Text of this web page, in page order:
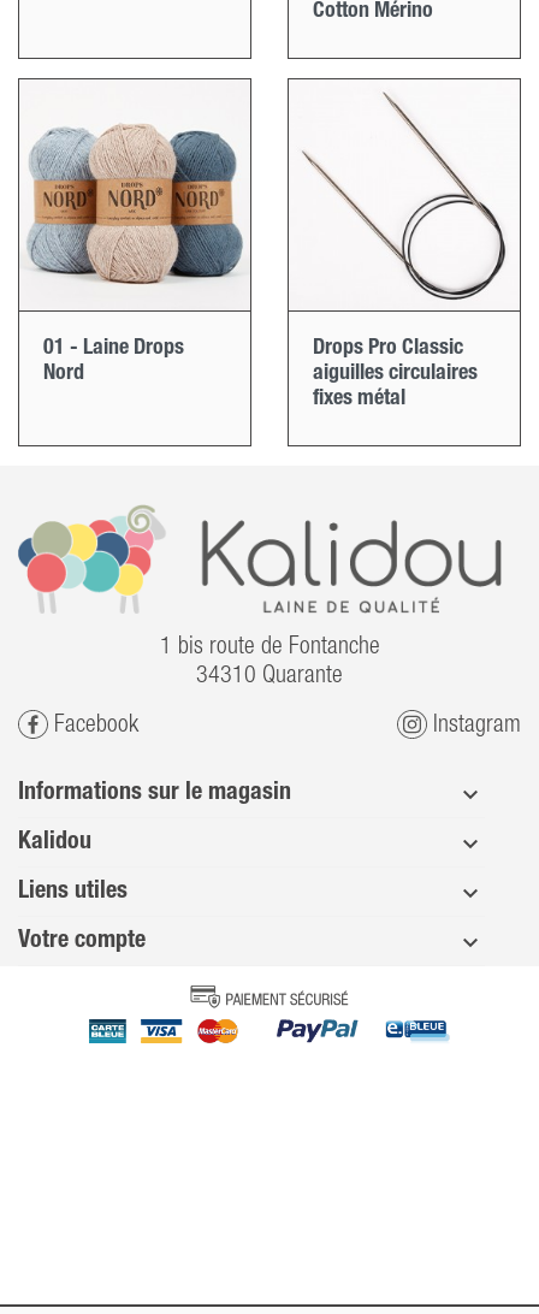
Cotton Mérino
01 - Laine Drops
Nord
Drops Pro Classic
aiguilles circulaires
fixes métal
1 bis route de Fontanche
34310 Quarante
Facebook Instagram
Informations sur le magasin
Kalidou
Liens utiles
Votre compte